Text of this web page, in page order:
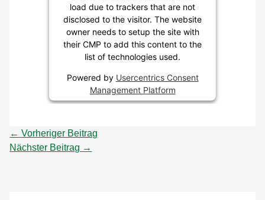
load due to trackers that are not
disclosed to the visitor. The website
owner needs to setup the site with
their CMP to add this content to the
list of technologies used.
Powered by Usercentrics Consent
Management Platform
← Vorheriger Beitrag
Nächster Beitrag →